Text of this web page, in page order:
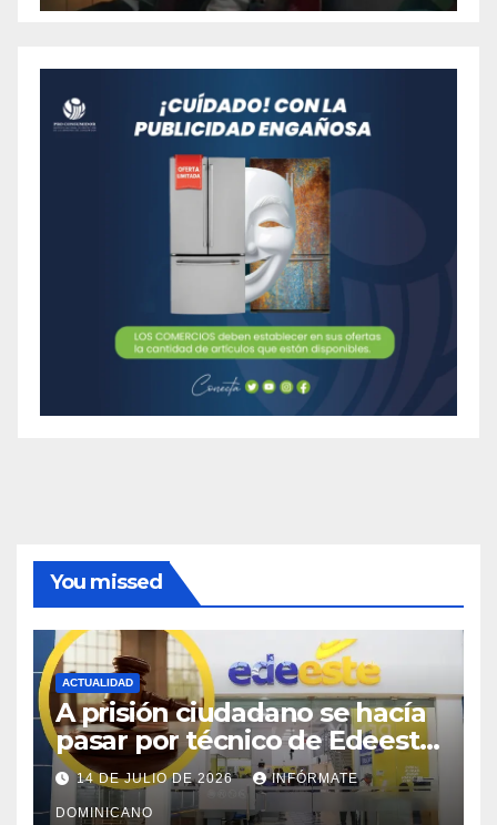
You missed
ACTUALIDAD
A prisión ciudadano se hacía
pasar por técnico de Edeeste
para estafar a dueños de
comercios
14 DE JULIO DE 2026 INFÓRMATE
DOMINICANO